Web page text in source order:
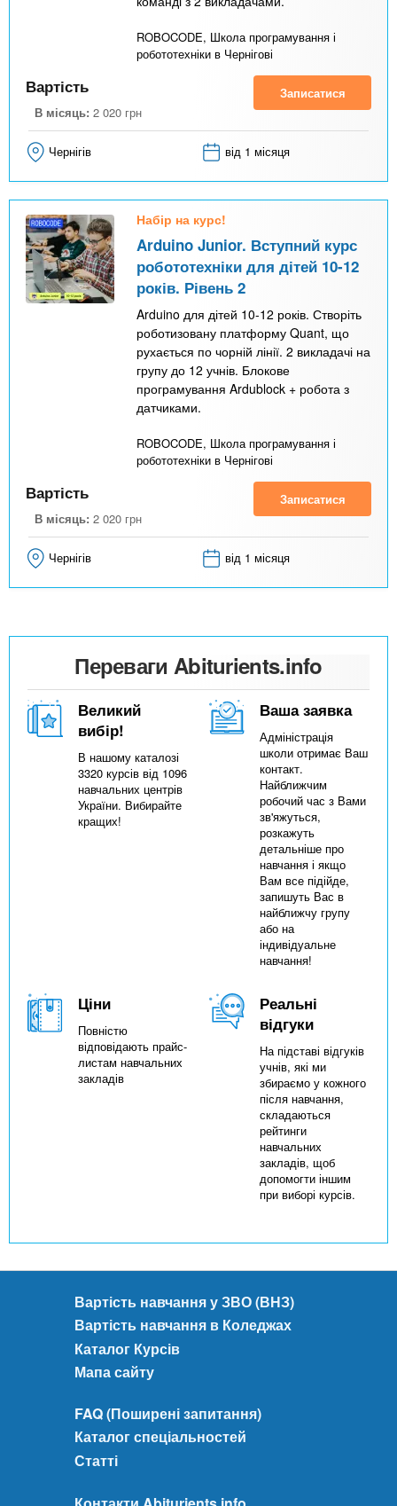
ROBOCODE, Школа програмування і
робототехніки в Чернігові
Вартість
В місяць: 2 020 грн
Записатися
Чернігів від 1 місяця
Набір на курс!
Arduino Junior. Вступний курс
робототехніки для дітей 10-12
років. Рівень 2
Arduino для дітей 10-12 років. Створіть
роботизовану платформу Quant, що
рухається по чорній лінії. 2 викладачі на
групу до 12 учнів. Блокове
програмування Ardublock + робота з
датчиками.
ROBOCODE, Школа програмування і
робототехніки в Чернігові
Вартість
В місяць: 2 020 грн
Записатися
Чернігів від 1 місяця
Переваги Abiturients.info
Великий
вибір!
В нашому каталозі
3320 курсів від 1096
навчальних центрів
України. Вибирайте
кращих!
Ваша заявка
Адміністрація
школи отримає Ваш
контакт.
Найближчим
робочий час з Вами
зв'яжуться,
розкажуть
детальніше про
навчання і якщо
Вам все підійде,
запишуть Вас в
найближчу групу
або на
індивідуальне
навчання!
Ціни
Повністю
відповідають прайс-
листам навчальних
закладів
Реальні
відгуки
На підставі відгуків
учнів, які ми
збираємо у кожного
після навчання,
складаються
рейтинги
навчальних
закладів, щоб
допомогти іншим
при виборі курсів.
Вартість навчання у ЗВО (ВНЗ)
Вартість навчання в Коледжах
Каталог Курсів
Мапа сайту
FAQ (Поширені запитання)
Каталог спеціальностей
Статті